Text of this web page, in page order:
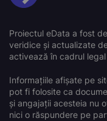
Proiectul eData a fost
veridice și actualizate
activează în cadrul
Informațiile afișate pe
pot fi folosite ca
și angajații acesteia nu
nici o răspundere pe